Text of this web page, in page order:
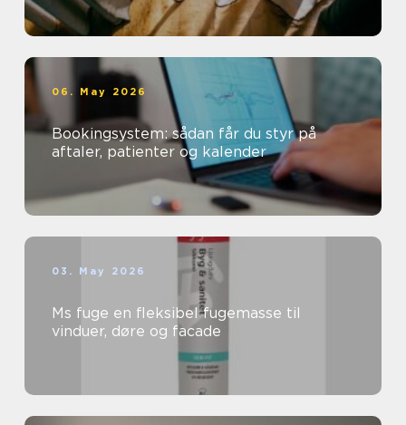
06. May 2026
Bookingsystem: sådan får du styr på
aftaler, patienter og kalender
03. May 2026
Ms fuge en fleksibel fugemasse til
vinduer, døre og facade